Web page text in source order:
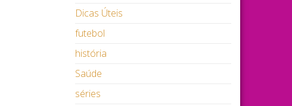
Dicas Úteis
futebol
história
Saúde
séries